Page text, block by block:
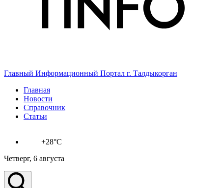
Главный Информационный Портал г. Талдыкорган
Главная
Новости
Справочник
Статьи
+28°C
Четверг, 6 августа